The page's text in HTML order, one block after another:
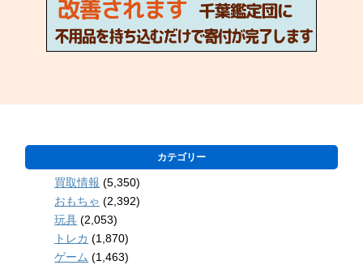
カテゴリー
買取情報 (5,350)
おもちゃ (2,392)
玩具 (2,053)
トレカ (1,870)
ゲーム (1,463)